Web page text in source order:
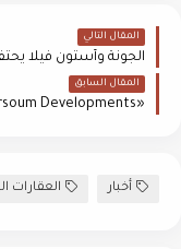
المقال التالي
الجونة وأستون فيلا
المقال السابق
أخبار العقارات